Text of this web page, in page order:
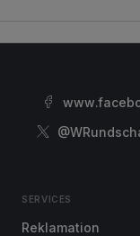
SERVICES
Reklamation